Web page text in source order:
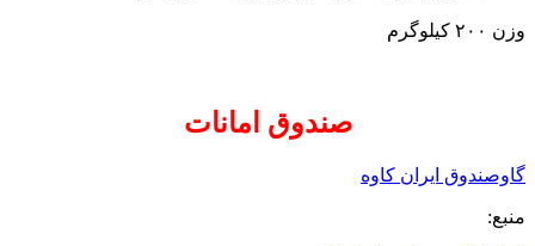
وزن ۲۰۰ کیلوگرم
صندوق امانات
گاوصندوق ایران کاوه
منبع: